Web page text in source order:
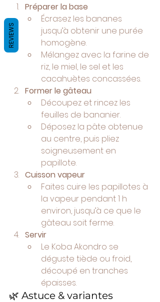
Préparer la base
Écrasez les bananes
jusqu’à obtenir une purée
homogène.
Mélangez avec la farine de
riz, le miel, le sel et les
cacahuètes concassées.
Former le gâteau
Découpez et rincez les
feuilles de bananier.
Déposez la pâte obtenue
au centre, puis pliez
soigneusement en
papillote.
Cuisson vapeur
Faites cuire les papillotes à
la vapeur pendant 1 h
environ, jusqu’à ce que le
gâteau soit ferme.
Servir
Le Koba Akondro se
déguste tiède ou froid,
découpé en tranches
épaisses.
🌿 Astuce & variantes
REVIEWS